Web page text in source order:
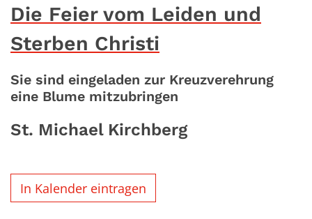
Die Feier vom Leiden und
Sterben Christi
Sie sind eingeladen zur Kreuzverehrung
eine Blume mitzubringen
St. Michael Kirchberg
In Kalender eintragen